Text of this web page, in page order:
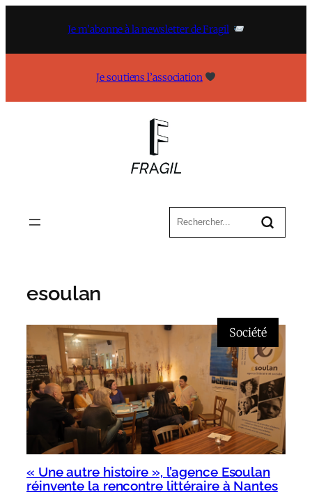
Je m’abonne à la newsletter de Fragil
Je soutiens l’association
esoulan
Société
« Une autre histoire », l’agence Esoulan
réinvente la rencontre littéraire à Nantes